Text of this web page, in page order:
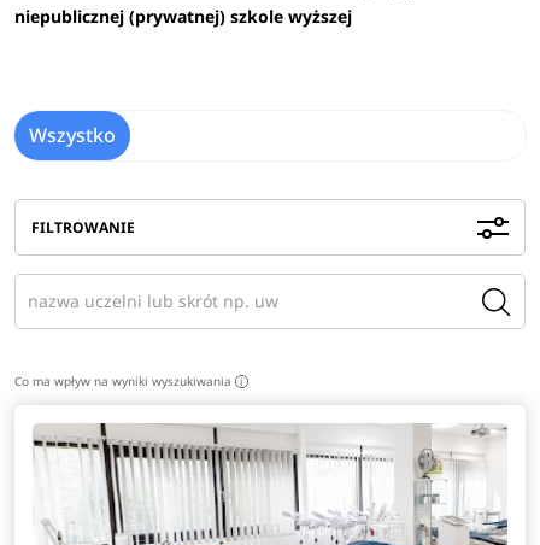
niepublicznej (prywatnej) szkole wyższej
Wszystko
FILTROWANIE
Co ma wpływ na wyniki wyszukiwania i